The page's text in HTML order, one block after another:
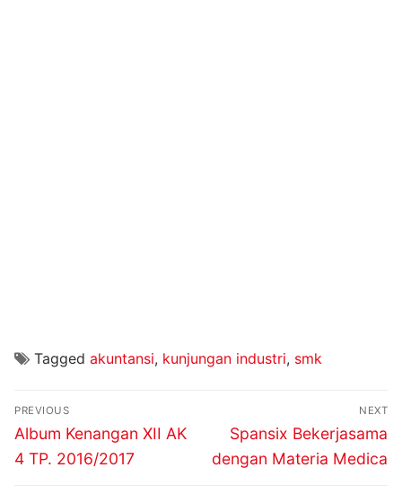
Tagged akuntansi, kunjungan industri, smk
Navigasi
pos
PREVIOUS
Previous
post:
Album Kenangan XII AK
4 TP. 2016/2017
NEXT
Next
post:
Spansix Bekerjasama
dengan Materia Medica